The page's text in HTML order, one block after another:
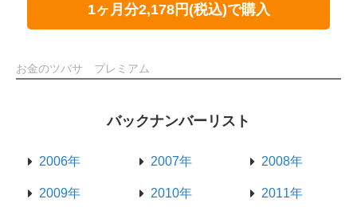
1ヶ月分2,178円(税込)で購入
お金のツバサ プレミアム
バックナンバーリスト
2006年 2007年 2008年
2009年 2010年 2011年